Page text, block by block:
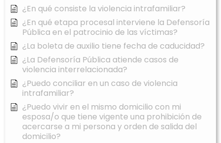
¿En qué consiste la violencia intrafamiliar?
¿En qué etapa procesal interviene la Defensoría
Pública en el patrocinio de las víctimas?
¿La boleta de auxilio tiene fecha de caducidad?
¿La Defensoría Pública atiende casos de
violencia interrelacionada?
¿Puedo conciliar en un caso de violencia
intrafamiliar?
¿Puedo vivir en el mismo domicilio con mi
esposa/o que tiene vigente una prohibición de
acercarse a mi persona y orden de salida del
domicilio?